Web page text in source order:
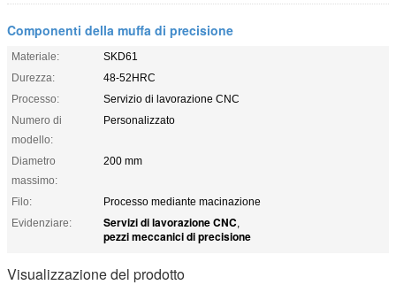
Componenti della muffa di precisione
Materiale:
SKD61
Durezza:
48-52HRC
Processo:
Servizio di lavorazione CNC
Numero di
modello:
Personalizzato
Diametro
massimo:
200 mm
Filo:
Processo mediante macinazione
Evidenziare:
Servizi di lavorazione CNC,
pezzi meccanici di precisione
Visualizzazione del prodotto